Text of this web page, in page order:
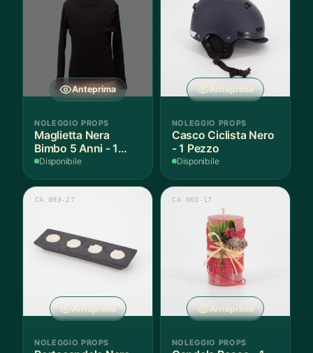
Anteprima
NOLEGGIO PROPS
Maglietta Nera
Bimbo 5 Anni - 1
Pezzo
Disponibile
Anteprima
NOLEGGIO PROPS
Casco Ciclista Nero
- 1 Pezzo
Disponibile
Anteprima
CA 003-27
NOLEGGIO PROPS
Anteprima
CA 003-17
NOLEGGIO PROPS